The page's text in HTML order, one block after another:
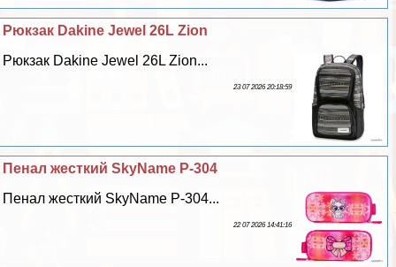
Рюкзак Dakine Jewel 26L Zion
Рюкзак Dakine Jewel 26L Zion...
23 07 2026 20:18:59
Пенал жесткий SkyName P-304
Пенал жесткий SkyName P-304...
22 07 2026 14:41:16